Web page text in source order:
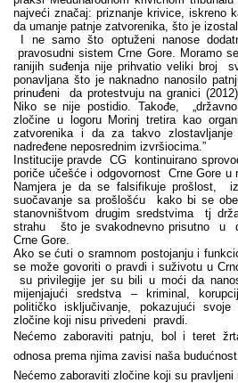
najveći značaj: priznanje krivice, iskreno
da umanje patnje zatvorenika, što je
I ne samo što optuženi nanose
pravosudni sistem Crne Gore. Moramo
ranijih suđenja nije prihvatio veliki broj
ponavljana što je naknadno nanosilo
prinuđeni da protestvuju na granici
Niko se nije postidio. Takođe,
zločine u logoru Morinj tretira kao
zatvorenika i da za takvo
nadređene neposrednim izvršiocima.”
Institucije pravde CG kontinuirano
poriče učešće i odgovornost Crne Gore u
Namjera je da se falsifikuje prošlost,
suočavanje sa prošlošću kako bi se
stanovništvom drugim sredstvima tj
strahu što je svakodnevno prisutno u
Crne Gore.
Ako se ćuti o sramnom postojanju i
se može govoriti o pravdi i suživotu u
su privilegije jer su bili u moći da
mijenjajući sredstva – kriminal,
političko isključivanje, pokazujući
zločine koji nisu privedeni pravdi.
Nećemo zaboraviti patnju, bol i teret
odnosa prema njima zavisi naša
Nećemo zaboraviti zločine koji su pravljeni